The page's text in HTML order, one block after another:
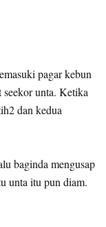
pagar kebun
unta. Ketika
dan kedua
baginda mengusap
unta itu pun diam.